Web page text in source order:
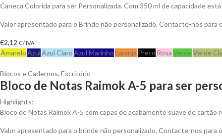
Caneca Colorida para ser Personalizada. Com 350 ml de capacidade
Valor apresentado para o Brinde não personalizado. Contacte-nos
€2,12 C/ IVA
AmareloAzulAzul ClaroAzul MarinhoLaranja Preto RosaVerdeVerde
Blocos e Cadernos, Escritório
Bloco de Notas Raimok A-5 para ser
Highlights:
Bloco de Notas Raimok A-5 com capas de acabamento suave de cartão
Valor apresentado para o brinde não personalizado. Contacte-nos